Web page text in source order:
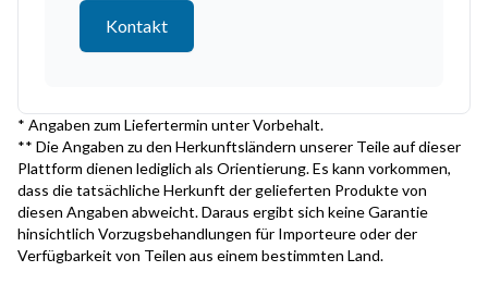
Kontakt
* Angaben zum Liefertermin unter Vorbehalt.
** Die Angaben zu den Herkunftsländern unserer Teile auf dieser
Plattform dienen lediglich als Orientierung. Es kann vorkommen,
dass die tatsächliche Herkunft der gelieferten Produkte von
diesen Angaben abweicht. Daraus ergibt sich keine Garantie
hinsichtlich Vorzugsbehandlungen für Importeure oder der
Verfügbarkeit von Teilen aus einem bestimmten Land.